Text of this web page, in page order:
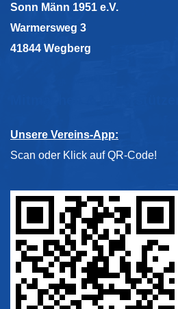
Sonn Männ 1951 e.V.
Warmersweg 3
41844 Wegberg
Unsere Vereins-App:
Scan oder Klick auf QR-Code!